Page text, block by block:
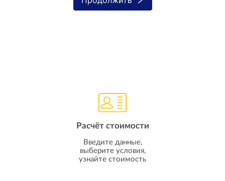
Расчёт стоимости
Введите данные,
выберите условия,
узнайте стоимость